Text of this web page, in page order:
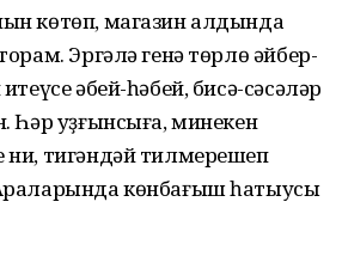
көтөп, магазин алдында
Эргәлә генә төрлө әйбер-
әбей-һәбей, бисә-сәсәләр
Һәр уҙғынсыға, минекен
тигәндәй тилмерешеп
көнбағыш һатыусы